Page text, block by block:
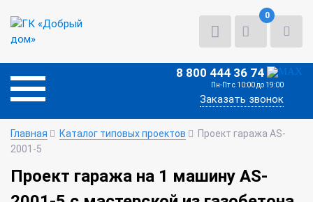
0
8 800 444 36 74
Пн-Пт с 10:00 до 19:00
Заказать звонок
Главная Каталог типовых проектов
Проект гаража AS-
2001-5
Проект гаража на 1 машину AS-